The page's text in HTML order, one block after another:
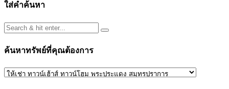
ใส่คำค้นหา
ค้นหาทรัพย์ที่คุณต้องการ
ค้นหา